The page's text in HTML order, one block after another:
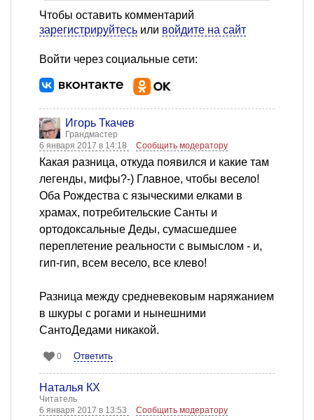
Чтобы оставить комментарий
зарегистрируйтесь или войдите на сайт
Войти через социальные сети:
Игорь Ткачев
Грандмастер
6 января 2017 в 14:18
Сообщить модератору
Какая разница, откуда появился и какие там
легенды, мифы?-) Главное, чтобы весело!
Оба Рождества с языческими елками в
храмах, потребительские Санты и
ортодоксальные Деды, сумасшедшее
переплетение реальности с вымыслом - и,
гип-гип, всем весело, все клево!
Разница между средневековым наряжанием
в шкуры с рогами и нынешними
СантоДедами никакой.
0 Ответить
Наталья КХ
Читатель
6 января 2017 в 13:53
Сообщить модератору